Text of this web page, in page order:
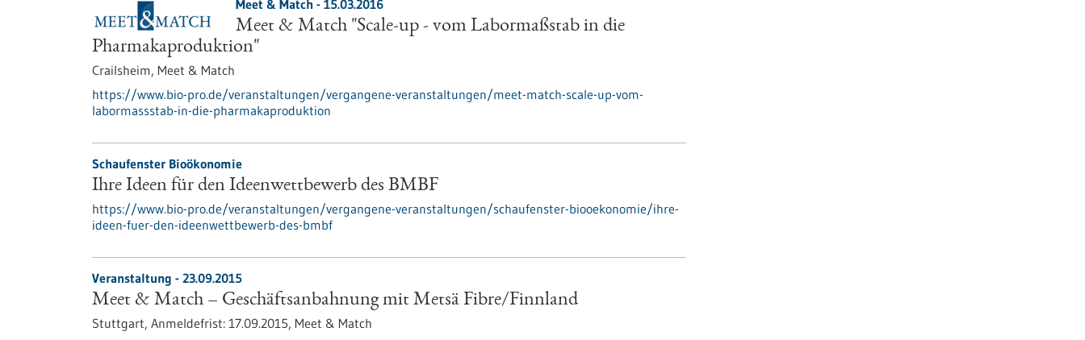
Meet & Match - 15.03.2016
Meet & Match "Scale-up - vom Labormaßstab in die
Pharmakaproduktion"
Crailsheim, Meet & Match
https://www.bio-pro.de/veranstaltungen/vergangene-veranstaltungen/meet-match-scale-up-vom-
labormassstab-in-die-pharmakaproduktion
Schaufenster Bioökonomie
Ihre Ideen für den Ideenwettbewerb des BMBF
https://www.bio-pro.de/veranstaltungen/vergangene-veranstaltungen/schaufenster-biooekonomie/ihre-
ideen-fuer-den-ideenwettbewerb-des-bmbf
Veranstaltung - 23.09.2015
Meet & Match – Geschäftsanbahnung mit Metsä Fibre/Finnland
Stuttgart, Anmeldefrist: 17.09.2015, Meet & Match